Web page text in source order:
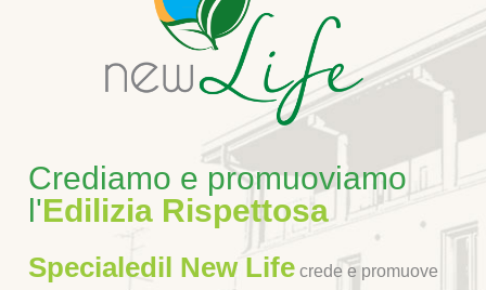
Crediamo e promuoviamo
l'Edilizia Rispettosa
Specialedil New Lifecrede e promuove